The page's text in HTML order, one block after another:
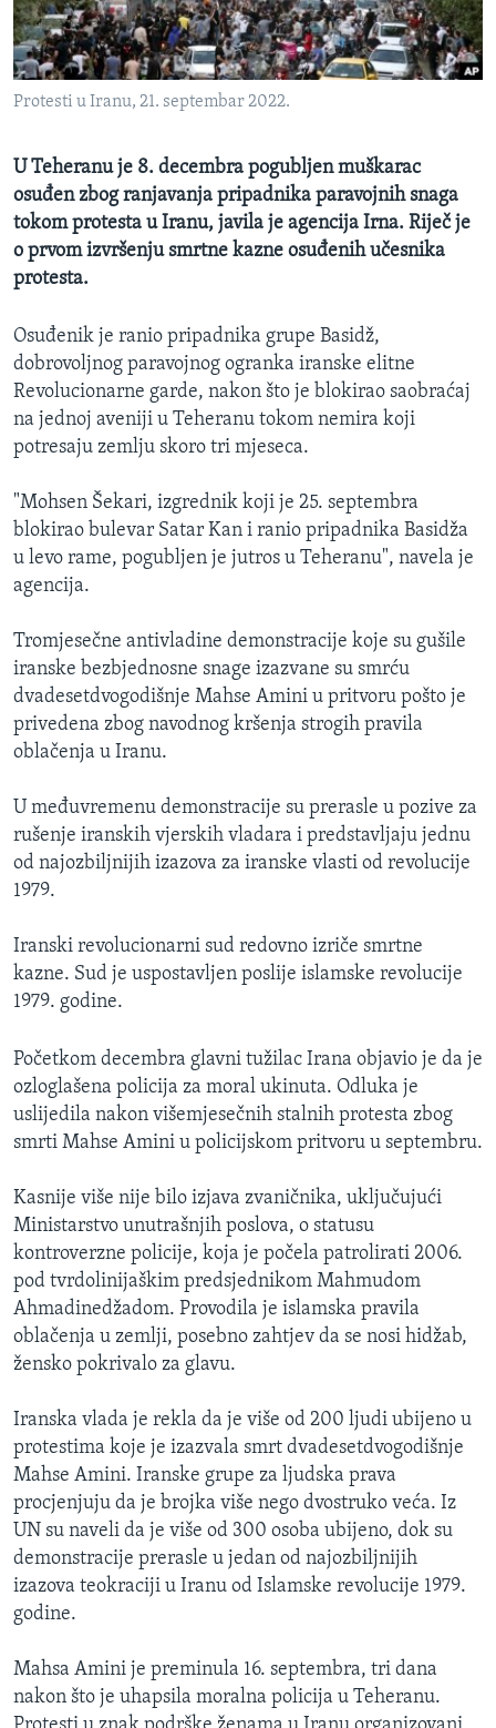
MAGAZIN
O GLASU AMERIKE
PRATITE NAS
Jezici
Protesti u Iranu, 21. septembar 2022.
U Teheranu je 8. decembra pogubljen muškarac
osuđen zbog ranjavanja pripadnika paravojnih snaga
tokom protesta u Iranu, javila je agencija Irna. Riječ je
o prvom izvršenju smrtne kazne osuđenih učesnika
protesta.
Osuđenik je ranio pripadnika grupe Basidž,
dobrovoljnog paravojnog ogranka iranske elitne
Revolucionarne garde, nakon što je blokirao saobraćaj
na jednoj aveniji u Teheranu tokom nemira koji
potresaju zemlju skoro tri mjeseca.
"Mohsen Šekari, izgrednik koji je 25. septembra
blokirao bulevar Satar Kan i ranio pripadnika Basidža
u levo rame, pogubljen je jutros u Teheranu", navela je
agencija.
Tromjesečne antivladine demonstracije koje su gušile
iranske bezbjednosne snage izazvane su smrću
dvadesetdvogodišnje Mahse Amini u pritvoru pošto je
privedena zbog navodnog kršenja strogih pravila
oblačenja u Iranu.
U međuvremenu demonstracije su prerasle u pozive za
rušenje iranskih vjerskih vladara i predstavljaju jednu
od najozbiljnijih izazova za iranske vlasti od revolucije
1979.
Iranski revolucionarni sud redovno izriče smrtne
kazne. Sud je uspostavljen poslije islamske revolucije
1979. godine.
Početkom decembra glavni tužilac Irana objavio je da je
ozloglašena policija za moral ukinuta. Odluka je
uslijedila nakon višemjesečnih stalnih protesta zbog
smrti Mahse Amini u policijskom pritvoru u septembru.
Kasnije više nije bilo izjava zvaničnika, uključujući
Ministarstvo unutrašnjih poslova, o statusu
kontroverzne policije, koja je počela patrolirati 2006.
pod tvrdolinijaškim predsjednikom Mahmudom
Ahmadinedžadom. Provodila je islamska pravila
oblačenja u zemlji, posebno zahtjev da se nosi hidžab,
žensko pokrivalo za glavu.
Iranska vlada je rekla da je više od 200 ljudi ubijeno u
protestima koje je izazvala smrt dvadesetdvogodišnje
Mahse Amini. Iranske grupe za ljudska prava
procjenjuju da je brojka više nego dvostruko veća. Iz
UN su naveli da je više od 300 osoba ubijeno, dok su
demonstracije prerasle u jedan od najozbiljnijih
izazova teokraciji u Iranu od Islamske revolucije 1979.
godine.
Mahsa Amini je preminula 16. septembra, tri dana
nakon što je uhapsila moralna policija u Teheranu.